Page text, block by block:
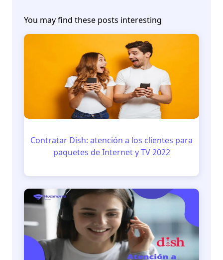
You may find these posts interesting
Contratar Dish: atención a los clientes para
paquetes de Internet y TV 2022